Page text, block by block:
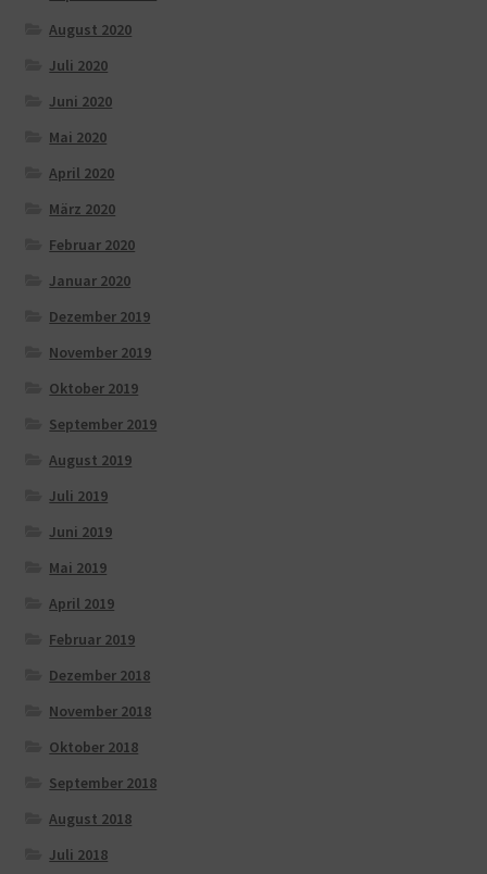
August 2020
Juli 2020
Juni 2020
Mai 2020
April 2020
März 2020
Februar 2020
Januar 2020
Dezember 2019
November 2019
Oktober 2019
September 2019
August 2019
Juli 2019
Juni 2019
Mai 2019
April 2019
Februar 2019
Dezember 2018
November 2018
Oktober 2018
September 2018
August 2018
Juli 2018